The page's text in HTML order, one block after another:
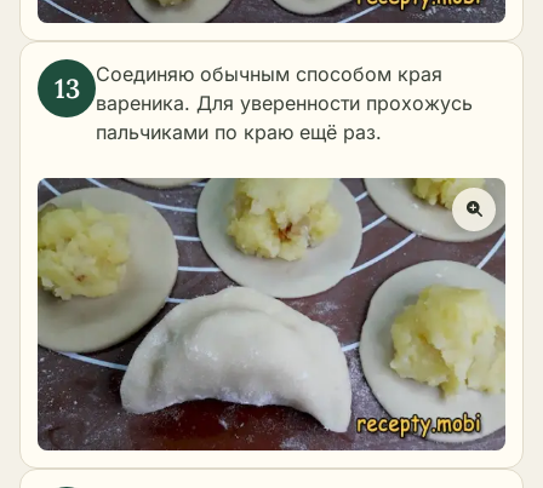
Соединяю обычным способом края
вареника. Для уверенности прохожусь
пальчиками по краю ещё раз.